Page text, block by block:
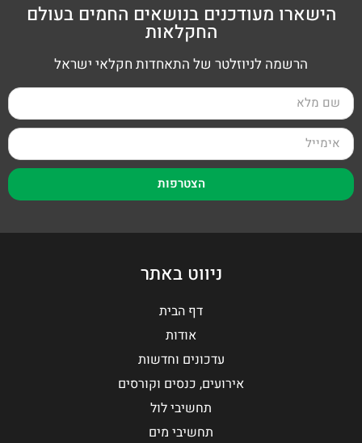
הישארו מעודכנים בנושאים החמים בעולם
החקלאות
הרשמה לניוזלטר של התאחדות חקלאי ישראל
הצטרפות
ניווט באתר
דף הבית
אודות
עדכונים וחדשות
אירועים, כנסים וקורסים
תחשיבי לול
תחשיבי מים